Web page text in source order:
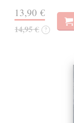
13,90 €
14,95 € ?